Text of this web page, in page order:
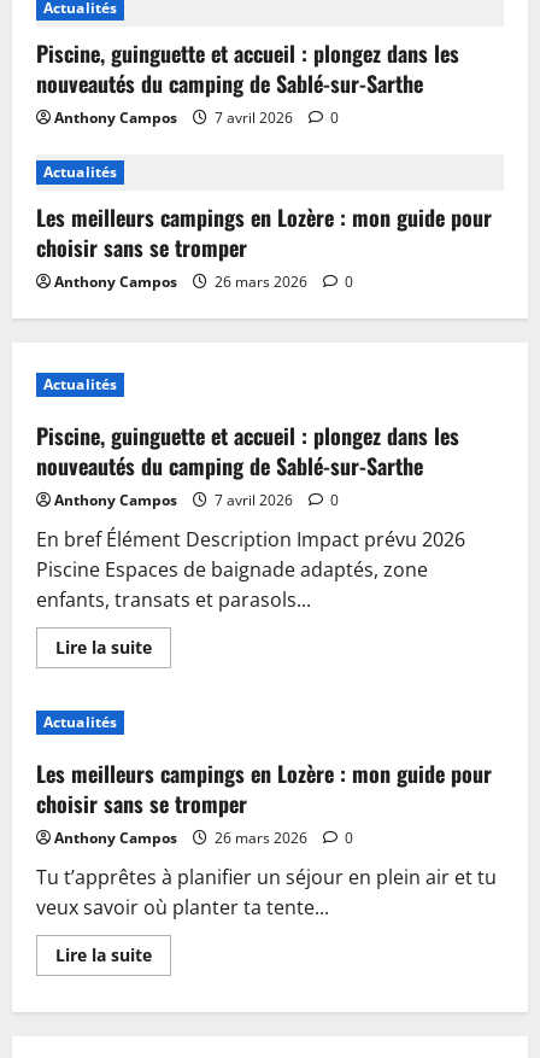
Actualités
Piscine, guinguette et accueil : plongez dans les
nouveautés du camping de Sablé-sur-Sarthe
Anthony Campos 7 avril 2026 0
Actualités
Les meilleurs campings en Lozère : mon guide pour
choisir sans se tromper
Anthony Campos 26 mars 2026 0
Actualités
Piscine, guinguette et accueil : plongez dans les
nouveautés du camping de Sablé-sur-Sarthe
Anthony Campos 7 avril 2026 0
En bref Élément Description Impact prévu 2026
Piscine Espaces de baignade adaptés, zone
enfants, transats et parasols...
Lire la suiteEn
savoir
accueil
:
plongez
dans
les
nouveautés
du
camping
de
Sablé-
sur-
Sarthe
Actualités
Les meilleurs campings en Lozère : mon guide pour
choisir sans se tromper
Anthony Campos 26 mars 2026 0
Tu t’apprêtes à planifier un séjour en plein air et tu
veux savoir où planter ta tente...
Lire la suiteEn
savoir